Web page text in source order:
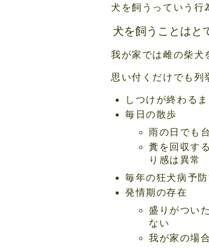
犬を飼うっていう行
犬を飼うことはと
我が家では雌の柴犬
思い付くだけでも列
しつけが終わる
毎日の散歩
雨の日でも
糞を回収す
り感は異常
毎年の狂犬病予
発情期の存在
盛りがつい
ない
我が家の場